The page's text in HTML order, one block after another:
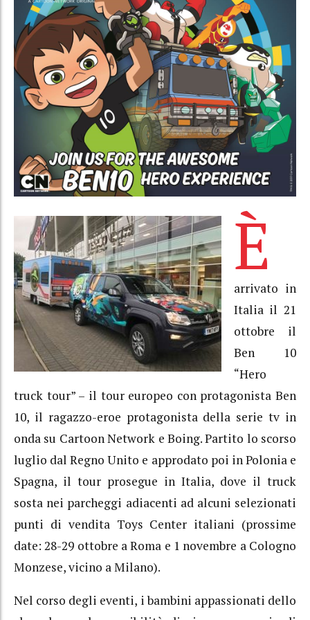
È
arrivato in
Italia il 21
ottobre il
Ben 10
“Hero
truck tour” – il tour europeo con protagonista Ben
10, il ragazzo-eroe protagonista della serie tv in
onda su Cartoon Network e Boing. Partito lo scorso
luglio dal Regno Unito e approdato poi in Polonia e
Spagna, il tour prosegue in Italia, dove il truck
sosta nei parcheggi adiacenti ad alcuni selezionati
punti di vendita Toys Center italiani (prossime
date: 28-29 ottobre a Roma e 1 novembre a Cologno
Monzese, vicino a Milano).
Nel corso degli eventi, i bambini appassionati dello